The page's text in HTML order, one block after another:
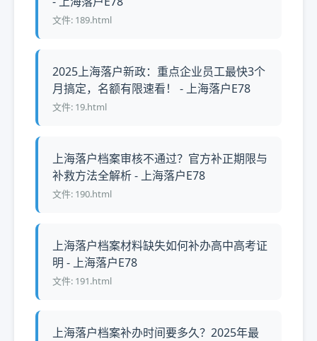
文件: 189.html
2025上海落户新政：重点企业员工最快3个
月搞定，名额有限速看！ - 上海落户E78
文件: 19.html
上海落户档案审核不通过？官方补正期限与
补救方法全解析 - 上海落户E78
文件: 190.html
上海落户档案材料缺失如何补办高中高考证
明 - 上海落户E78
文件: 191.html
上海落户档案补办时间要多久？2025年最